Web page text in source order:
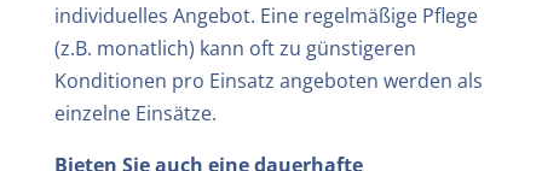
individuelles Angebot. Eine regelmäßige Pflege
(z.B. monatlich) kann oft zu günstigeren
Konditionen pro Einsatz angeboten werden als
einzelne Einsätze.
Bieten Sie auch eine dauerhafte